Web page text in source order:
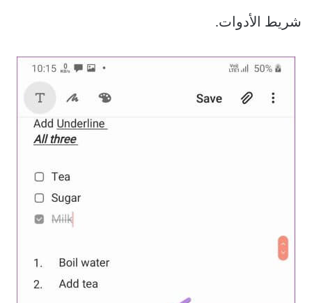
شريط الأدوات.